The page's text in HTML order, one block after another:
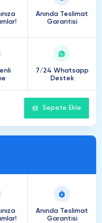
Anında Teslimat
Garantisi
7/24 Whatsapp
Destek
Sepete Ekle
Anında Teslimat
Garantisi